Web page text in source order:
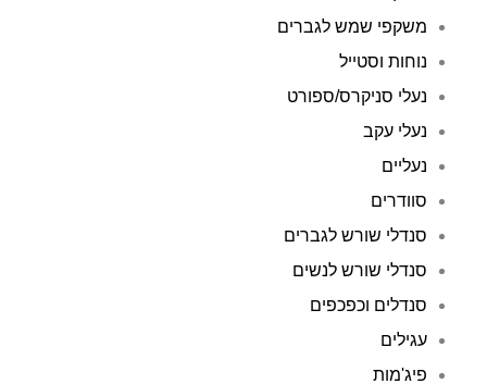
משקפי שמש לגברים
נוחות וסטייל
נעלי סניקרס/ספורט
נעלי עקב
נעליים
סוודרים
סנדלי שורש לגברים
סנדלי שורש לנשים
סנדלים וכפכפים
עגילים
פיג'מות